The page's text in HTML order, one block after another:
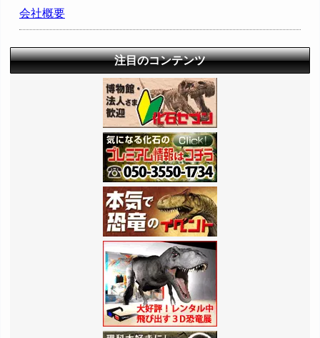
会社概要
注目のコンテンツ